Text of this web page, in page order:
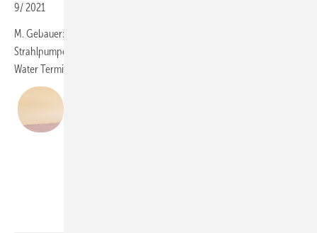
9/ 2021
M. Gebauer: Warmwasserbereitung im Durchflusssystem mit
Strahlpumpentechnologie EHP 44 Heft 7-8/ 2015 Systemlösungen Hot
Water Terminal in der Fernwärme und Nahwärme